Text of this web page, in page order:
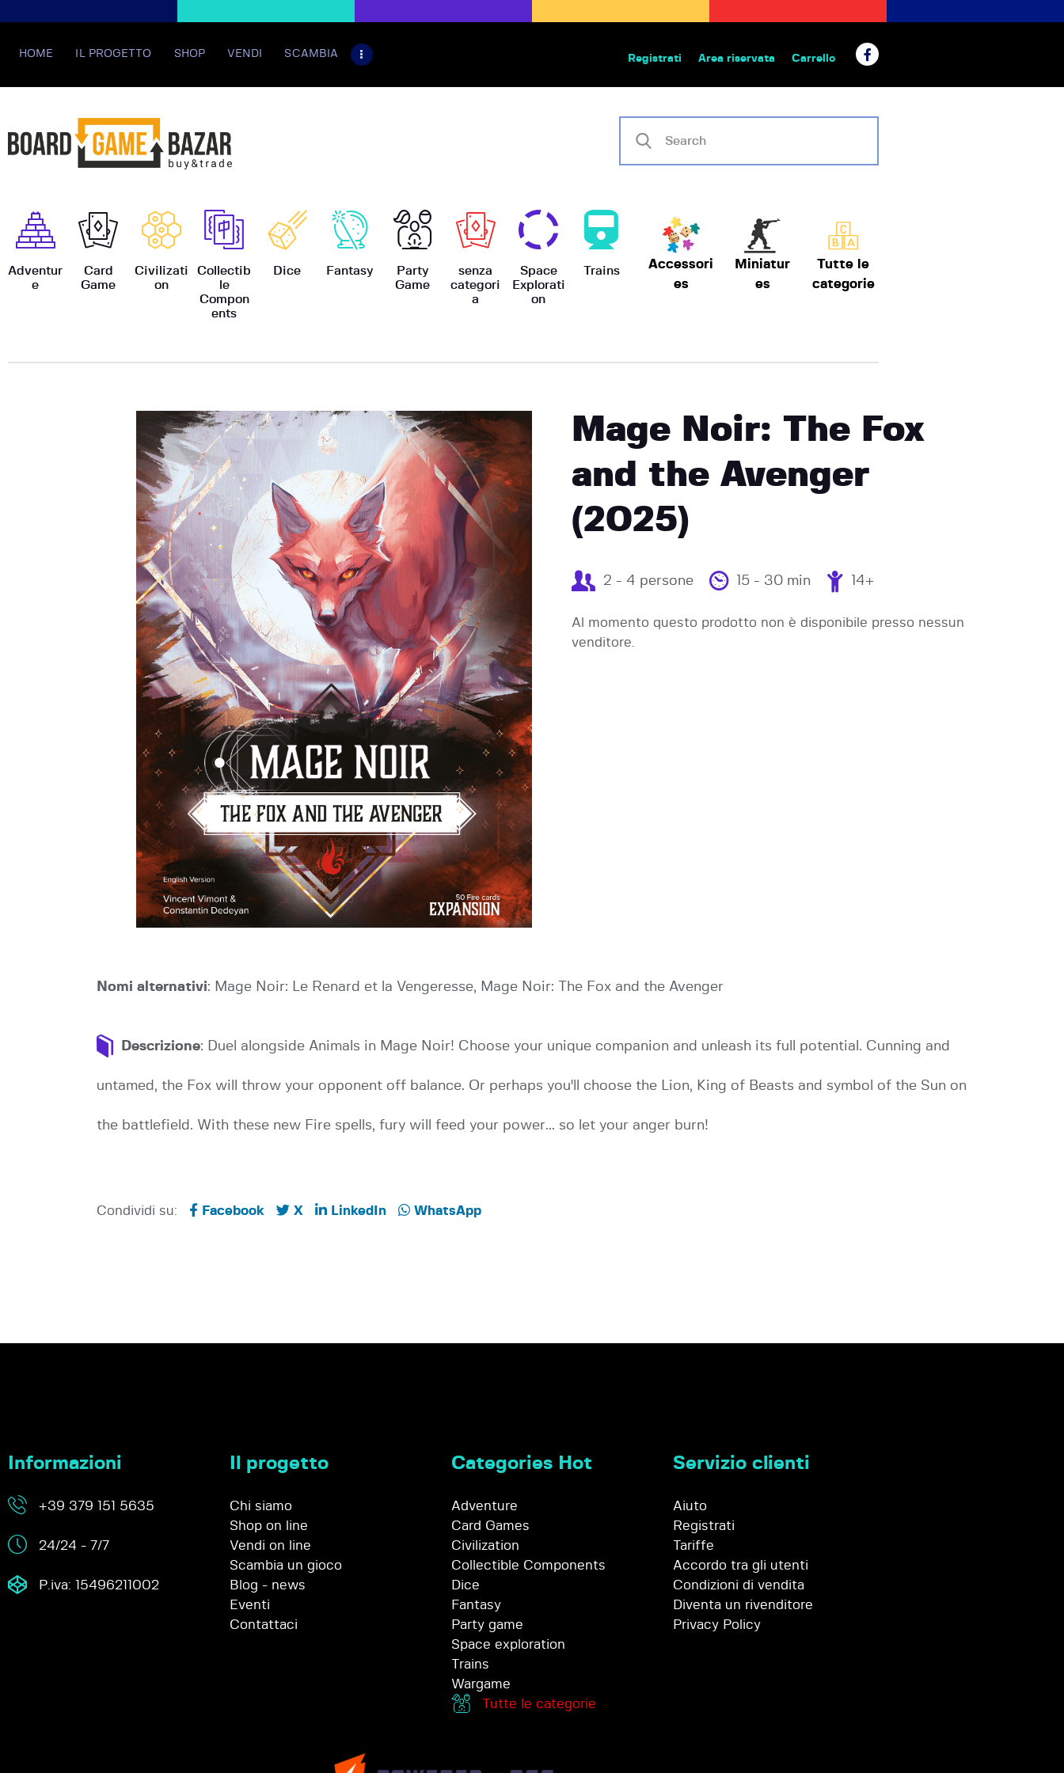
HOME IL PROGETTO SHOP VENDI SCAMBIA Registrati Area riservata Carrello
Adventur
e
Card
Game
Civilizati
on
Collectib
le
Compon
ents
Dice Fantasy
Party
Game
senza
categori
a
Space
Explorati
on
Trains
Accessori
es
Miniatur
es
Tutte le
categorie
BoardGameBazar | vendita e scambio giochi da tavolo
BoardGameBazar
HOME
IL PROGETTO
CASE EDITRICI
AIUTO
EVENTI
Mage Noir: The Fox
and the Avenger
(2025)
2 - 4 persone 15 - 30 min 14+
Al momento questo prodotto non è disponibile presso nessun
venditore.
Nomi alternativi: Mage Noir: Le Renard et la Vengeresse, Mage Noir: The Fox and the Avenger
Descrizione: Duel alongside Animals in Mage Noir! Choose your unique companion and unleash its full potential. Cunning and
untamed, the Fox will throw your opponent off balance. Or perhaps you'll choose the Lion, King of Beasts and symbol of the Sun on
the battlefield. With these new Fire spells, fury will feed your power... so let your anger burn!
Condividi su: Facebook X LinkedIn WhatsApp
Informazioni
+39 379 151 5635
24/24 - 7/7
P.iva: 15496211002
Il progetto
Chi siamo
Shop on line
Vendi on line
Scambia un gioco
Blog - news
Eventi
Contattaci
Categories Hot
Adventure
Card Games
Civilization
Collectible Components
Dice
Fantasy
Party game
Space exploration
Trains
Wargame
Tutte le categorie
Servizio clienti
Aiuto
Registrati
Tariffe
Accordo tra gli utenti
Condizioni di vendita
Diventa un rivenditore
Privacy Policy